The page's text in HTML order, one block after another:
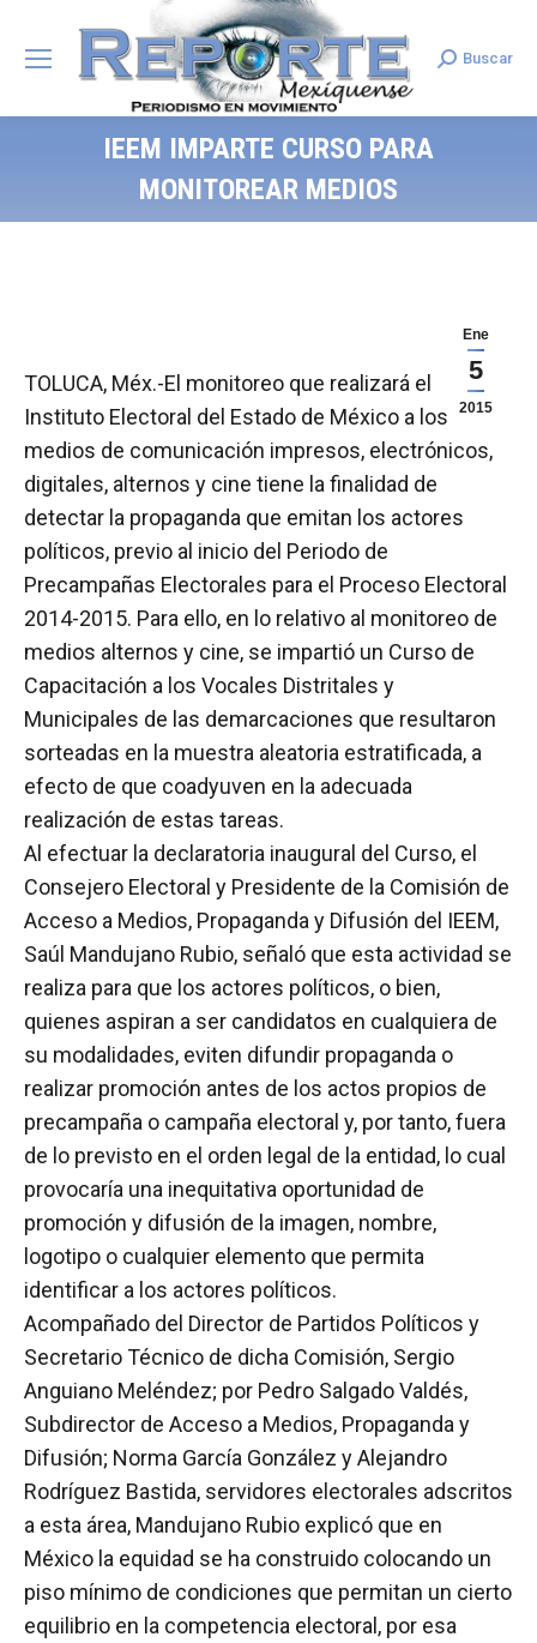
Search:
Buscar
IEEM IMPARTE CURSO PARA
MONITOREAR MEDIOS
Ene
5
2015
TOLUCA, Méx.-El monitoreo que realizará el
Instituto Electoral del Estado de México a los
medios de comunicación impresos, electrónicos,
digitales, alternos y cine tiene la finalidad de
detectar la propaganda que emitan los actores
políticos, previo al inicio del Periodo de
Precampañas Electorales para el Proceso Electoral
2014-2015. Para ello, en lo relativo al monitoreo de
medios alternos y cine, se impartió un Curso de
Capacitación a los Vocales Distritales y
Municipales de las demarcaciones que resultaron
sorteadas en la muestra aleatoria estratificada, a
efecto de que coadyuven en la adecuada
realización de estas tareas.
Al efectuar la declaratoria inaugural del Curso, el
Consejero Electoral y Presidente de la Comisión de
Acceso a Medios, Propaganda y Difusión del IEEM,
Saúl Mandujano Rubio, señaló que esta actividad se
realiza para que los actores políticos, o bien,
quienes aspiran a ser candidatos en cualquiera de
su modalidades, eviten difundir propaganda o
realizar promoción antes de los actos propios de
precampaña o campaña electoral y, por tanto, fuera
de lo previsto en el orden legal de la entidad, lo cual
provocaría una inequitativa oportunidad de
promoción y difusión de la imagen, nombre,
logotipo o cualquier elemento que permita
identificar a los actores políticos.
Acompañado del Director de Partidos Políticos y
Secretario Técnico de dicha Comisión, Sergio
Anguiano Meléndez; por Pedro Salgado Valdés,
Subdirector de Acceso a Medios, Propaganda y
Difusión; Norma García González y Alejandro
Rodríguez Bastida, servidores electorales adscritos
a esta área, Mandujano Rubio explicó que en
México la equidad se ha construido colocando un
piso mínimo de condiciones que permitan un cierto
equilibrio en la competencia electoral, por esa